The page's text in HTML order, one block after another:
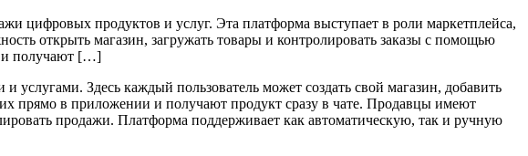
цифровых продуктов и услуг. Эта платформа выступает в роли маркетплейса,
открыть магазин, загружать товары и контролировать заказы с помощью
и получают […]
услугами. Здесь каждый пользователь может создать свой магазин, добавить
прямо в приложении и получают продукт сразу в чате. Продавцы имеют
продажи. Платформа поддерживает как автоматическую, так и ручную